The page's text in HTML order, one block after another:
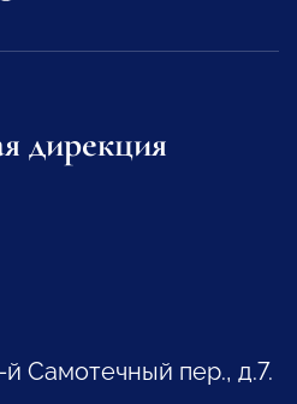
дирекция
й Самотечный пер., д.7.